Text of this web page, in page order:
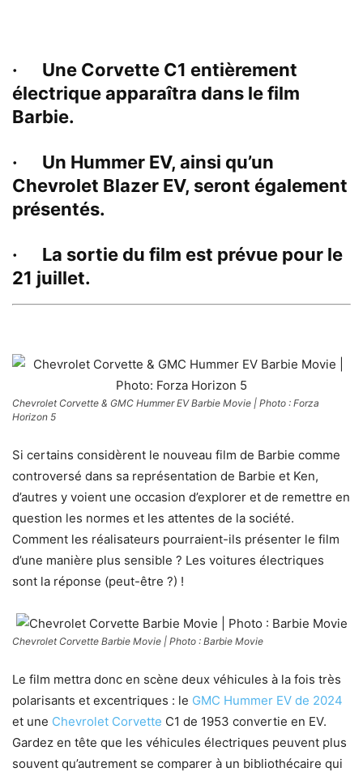
· Une Corvette C1 entièrement
électrique apparaîtra dans le film
Barbie.
· Un Hummer EV, ainsi qu’un
Chevrolet Blazer EV, seront également
présentés.
· La sortie du film est prévue pour le
21 juillet.
Chevrolet Corvette & GMC Hummer EV Barbie Movie | Photo : Forza
Horizon 5
Si certains considèrent le nouveau film de Barbie comme
controversé dans sa représentation de Barbie et Ken,
d’autres y voient une occasion d’explorer et de remettre en
question les normes et les attentes de la société.
Comment les réalisateurs pourraient-ils présenter le film
d’une manière plus sensible ? Les voitures électriques
sont la réponse (peut-être ?) !
Chevrolet Corvette Barbie Movie | Photo : Barbie Movie
Le film mettra donc en scène deux véhicules à la fois très
polarisants et excentriques : le GMC Hummer EV de 2024
et une Chevrolet Corvette C1 de 1953 convertie en EV.
Gardez en tête que les véhicules électriques peuvent plus
souvent qu’autrement se comparer à un bibliothécaire qui